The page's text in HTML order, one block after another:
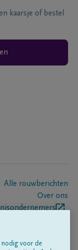
kaarsje of bestel
Alle rouwberichten
Over ons
nodig voor de